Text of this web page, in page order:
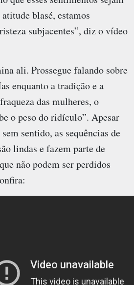
blasé, estamos
subjacentes”, diz o vídeo
ali. Prossegue falando sobre
enquanto a tradição e a
das mulheres, o
o peso do ridículo”. Apesar
sentido, as sequências de
lindas e fazem parte de
não podem ser perdidos